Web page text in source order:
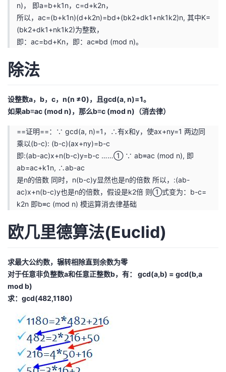
n)， 即a=b+k1n，c=d+k2n，
所以，ac=(b+k1n)(d+k2n)=bd+(bk2+dk1+nk1k2)n, 其中K=
(bk2+dk1+nk1k2)为整数，
即：ac=bd+Kn，即：ac≡bd (mod n)。
除法
设整数a，b，c，n(n ≠0)，且gcd(a, n)=1。
如果ab≡ac (mod n)，那么b≡c (mod n)（消去律）
==证明==：∵ gcd(a, n)=1，∴有x和y，使ax+ny=1 两边同
乘以(b-c): (b-c)(ax+ny)=b-c
即:(ab-ac)x+n(b-c)y=b-c ……① ∵ ab≡ac (mod n), 即
ab=ac+k1n, ∴ab-ac
是n的倍数 同时，n(b-c)y显然也是n的倍数 所以，:(ab-
ac)x+n(b-c)y也是n的倍数，假设是k2倍 则①式变为：b-c=
k2n 即b≡c (mod n) 模运算消去律基础
欧几里德算法(Euclid)
求最大公约数，辗转相除直到余数为零
对于任意非负整数a和任意正整数b，有： gcd(a,b) = gcd(b,a
mod b)
求：gcd(482,1180)